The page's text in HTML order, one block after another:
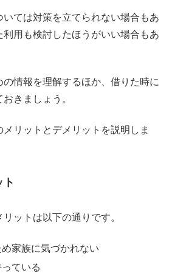
いては対策を立てられない場合もあ
利用も検討したほうがいい場合もあ
の情報を理解するほか、借りた時に
きましょう。
リットとデメリットを説明しま
ト
ットは以下の通りです。
家族に気づかれない
ている